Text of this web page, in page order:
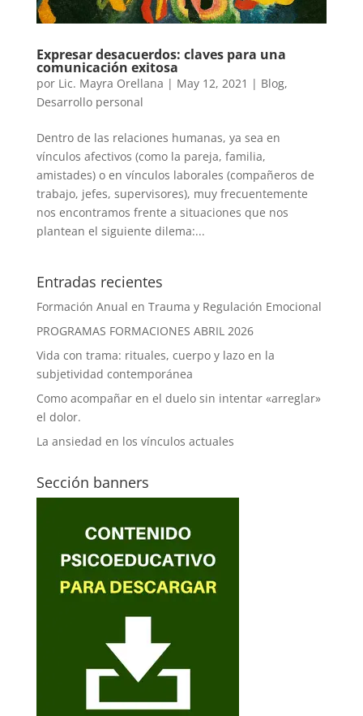
Expresar desacuerdos: claves para una
comunicación exitosa
por Lic. Mayra Orellana | May 12, 2021 | Blog,
Desarrollo personal
Dentro de las relaciones humanas, ya sea en
vínculos afectivos (como la pareja, familia,
amistades) o en vínculos laborales (compañeros de
trabajo, jefes, supervisores), muy frecuentemente
nos encontramos frente a situaciones que nos
plantean el siguiente dilema:...
Entradas recientes
Formación Anual en Trauma y Regulación Emocional
PROGRAMAS FORMACIONES ABRIL 2026
Vida con trama: rituales, cuerpo y lazo en la
subjetividad contemporánea
Como acompañar en el duelo sin intentar «arreglar»
el dolor.
La ansiedad en los vínculos actuales
Sección banners